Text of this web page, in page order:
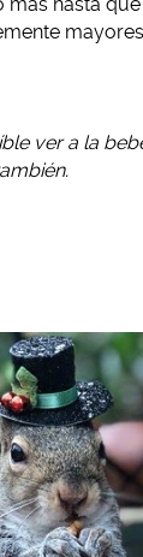
ver a la